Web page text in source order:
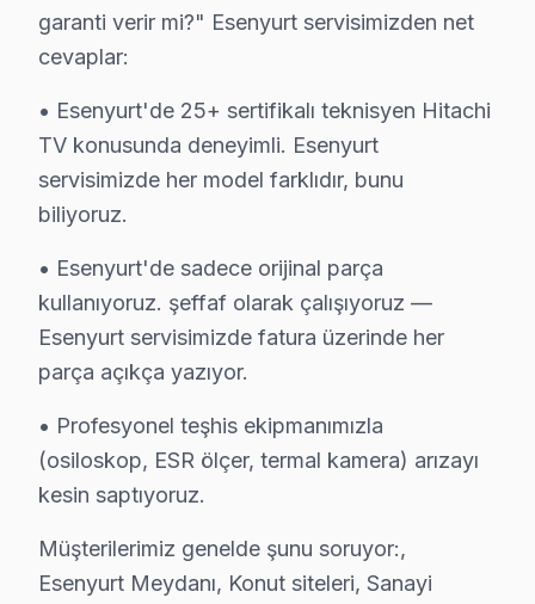
Talatpaşa Mahallesi, hem çalışan profesyoneller
Turgut Özal Mahallesi'nde bir müşteri, Hitachi
Üçevler'de Hitachi TV Servisi
Yenikent'te Hitachi TV Servisi
Yenikent Mahallesi'nde bir aile, Hitachi markalı
Yeşilkent'te Hitachi TV Servisi
Yeşilkent Mahallesi’nde, bir müşteri Hitachi
Yunus Emre'de Hitachi TV Servisi
Zafer'de Hitachi TV Servisi
garanti verir mi?" Esenyurt servisimizden net
cevaplar:
• Esenyurt'de 25+ sertifikalı teknisyen Hitachi
TV konusunda deneyimli. Esenyurt
servisimizde her model farklıdır, bunu
biliyoruz.
• Esenyurt'de sadece orijinal parça
kullanıyoruz. şeffaf olarak çalışıyoruz —
Esenyurt servisimizde fatura üzerinde her
parça açıkça yazıyor.
• Profesyonel teşhis ekipmanımızla
(osiloskop, ESR ölçer, termal kamera) arızayı
kesin saptıyoruz.
Müşterilerimiz genelde şunu soruyor:,
Esenyurt Meydanı, Konut siteleri, Sanayi